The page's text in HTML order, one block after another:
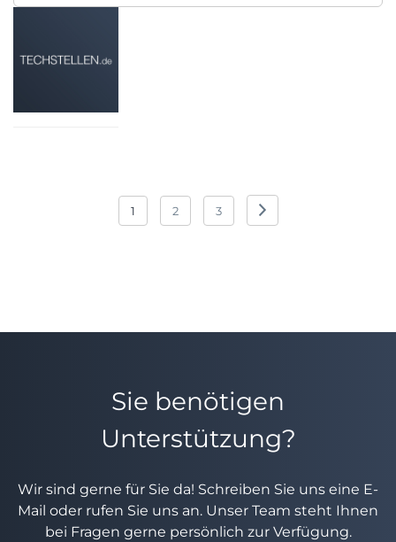
Seitennummerierung
1 2 3
Sie benötigen
Unterstützung?
Wir sind gerne für Sie da! Schreiben Sie uns eine E-
Mail oder rufen Sie uns an. Unser Team steht Ihnen
bei Fragen gerne persönlich zur Verfügung.